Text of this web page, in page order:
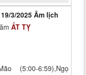
19/3/2025 Âm lịch
ẤT TỴ
(5:00-6:59),Ngọ